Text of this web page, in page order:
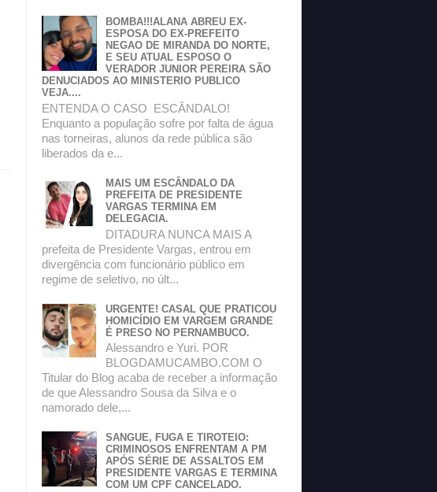
BOMBA!!!ALANA ABREU EX-
ESPOSA DO EX-PREFEITO
NEGAO DE MIRANDA DO NORTE,
E SEU ATUAL ESPOSO O
VERADOR JUNIOR PEREIRA SÃO
DENUCIADOS AO MINISTERIO PUBLICO
VEJA....
ENTENDA O CASO ESCÂNDALO!
Enquanto a população sofre por falta de água
nas torneiras, alunos da rede pública são
liberados da e...
MAIS UM ESCÂNDALO DA
PREFEITA DE PRESIDENTE
VARGAS TERMINA EM
DELEGACIA.
DITADURA NUNCA MAIS A
prefeita de Presidente Vargas, entrou em
divergência com funcionário público em
regime de seletivo, no últ...
URGENTE! CASAL QUE PRATICOU
HOMICÍDIO EM VARGEM GRANDE
É PRESO NO PERNAMBUCO.
Alessandro e Yuri. POR
BLOGDAMUCAMBO.COM O
Titular do Blog acaba de receber a informação
de que Alessandro Sousa da Silva e o
namorado dele,...
SANGUE, FUGA E TIROTEIO:
CRIMINOSOS ENFRENTAM A PM
APÓS SÉRIE DE ASSALTOS EM
PRESIDENTE VARGAS E TERMINA
COM UM CPF CANCELADO.